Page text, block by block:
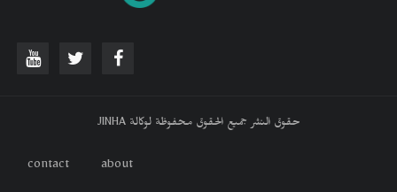
حقوق النشر جميع الحقوق محفوظة لوكالة JINHA
about
contact